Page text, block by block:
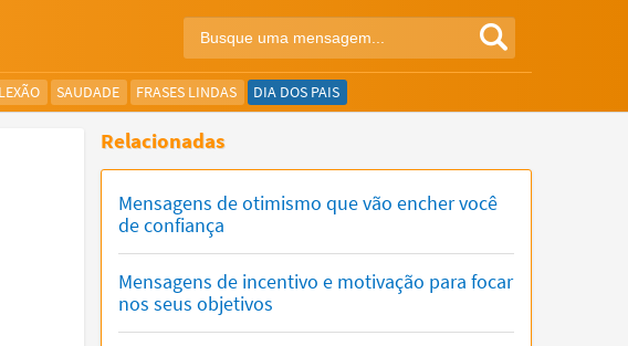
SAUDADE FRASES LINDAS DIA DOS PAIS
Relacionadas
Mensagens de otimismo que vão encher você
de confiança
Mensagens de incentivo e motivação para focar
nos seus objetivos